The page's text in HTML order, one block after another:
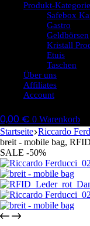
Produkt-
Safebox
Gastro
Geldbörsen
Kristall
Etuis
Taschen
Über uns
Affiliates
Account
0,00 € 0 Warenkorb
Startseite Riccardo
breit - mobile bag, RFID
SALE -50%